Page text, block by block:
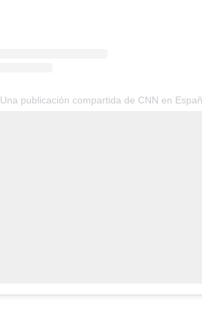
Una publicación compartida de CNN en